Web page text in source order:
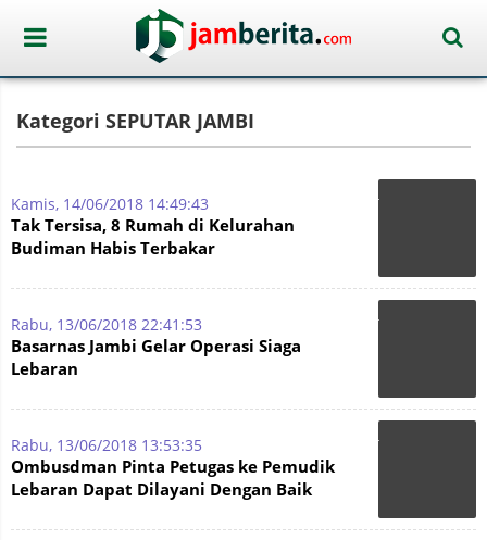
Kategori SEPUTAR JAMBI
Kamis, 14/06/2018 14:49:43
Tak Tersisa, 8 Rumah di Kelurahan
Budiman Habis Terbakar
Rabu, 13/06/2018 22:41:53
Basarnas Jambi Gelar Operasi Siaga
Lebaran
Rabu, 13/06/2018 13:53:35
Ombusdman Pinta Petugas ke Pemudik
Lebaran Dapat Dilayani Dengan Baik